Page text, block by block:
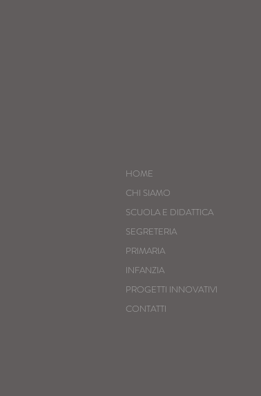
HOME
CHI SIAMO
SCUOLA E DIDATTICA
SEGRETERIA
PRIMARIA
INFANZIA
PROGETTI INNOVATIVI
CONTATTI